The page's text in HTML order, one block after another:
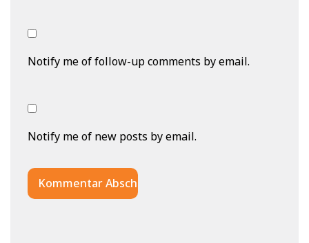
Notify me of follow-up comments by email.
Notify me of new posts by email.